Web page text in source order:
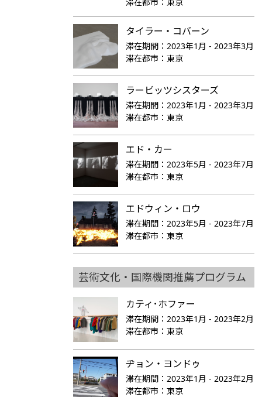
タイラー・コバーン
滞在期間：2023年1月 - 2023年3月
滞在都市：東京
ラービッツシスターズ
滞在期間：2023年1月 - 2023年3月
滞在都市：東京
エド・カー
滞在期間：2023年5月 - 2023年7月
滞在都市：東京
エドウィン・ロウ
滞在期間：2023年5月 - 2023年7月
滞在都市：東京
芸術文化・国際機関推薦プログラム
カティ･ホファー
滞在期間：2023年1月 - 2023年2月
滞在都市：東京
ヂョン・ヨンドゥ
滞在期間： 2023年1月 - 2023年2月
滞在都市：東京